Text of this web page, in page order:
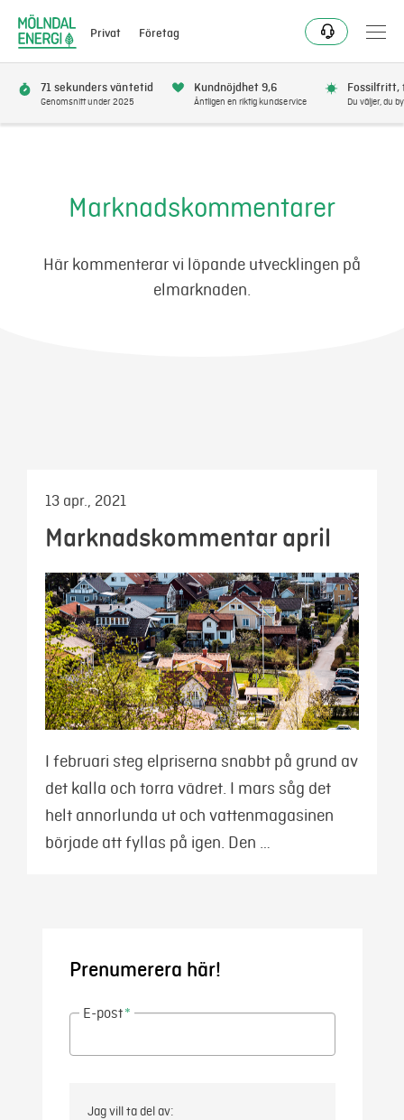
Privat Företag
71 sekunders väntetid
Genomsnitt under 2025
Kundnöjdhet 9,6
Äntligen en riktig kundservice
Fossilfritt,
Du väljer, du
Marknadskommentarer
Här kommenterar vi löpande utvecklingen på
elmarknaden.
13 apr., 2021
Marknadskommentar april
I februari steg elpriserna snabbt på grund av
det kalla och torra vädret. I mars såg det
helt annorlunda ut och vattenmagasinen
började att fyllas på igen. Den …
Prenumerera här!
E-post*
Jag vill ta del av: